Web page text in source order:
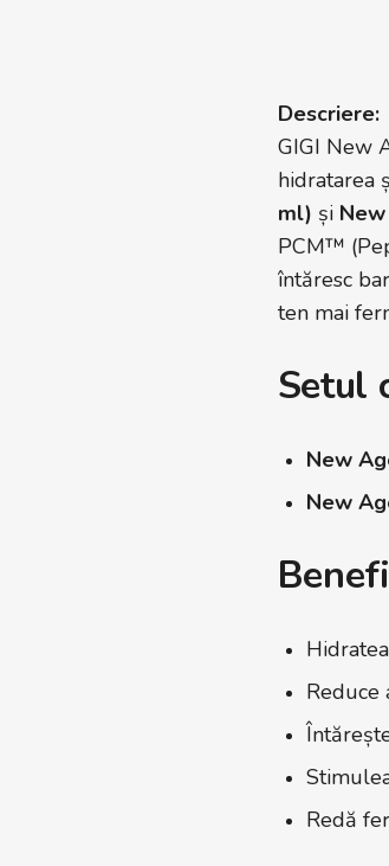
Descriere:
GIGI New
hidratarea
ml) și
PCM™
întăresc
ten mai
Setul
New
New
Redă